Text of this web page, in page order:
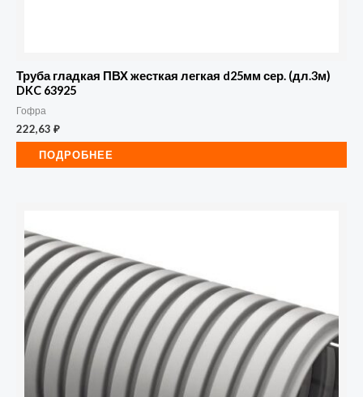
Труба гладкая ПВХ жесткая легкая d25мм сер. (дл.3м)
DKC 63925
Гофра
222,63 ₽
ПОДРОБНЕЕ